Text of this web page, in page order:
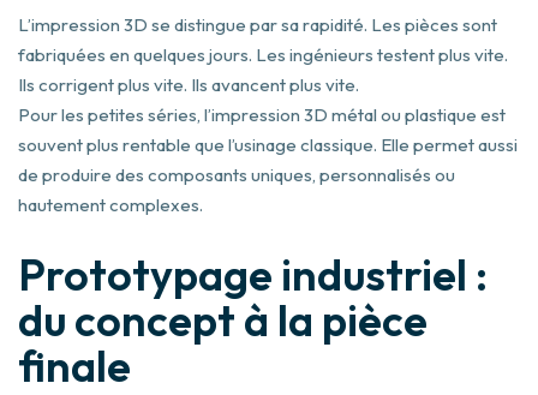
L’impression 3D se distingue par sa rapidité. Les pièces sont
fabriquées en quelques jours. Les ingénieurs testent plus vite.
Ils corrigent plus vite. Ils avancent plus vite.
Pour les petites séries, l’impression 3D métal ou plastique est
souvent plus rentable que l’usinage classique. Elle permet aussi
de produire des composants uniques, personnalisés ou
hautement complexes.
Prototypage industriel :
du concept à la pièce
finale